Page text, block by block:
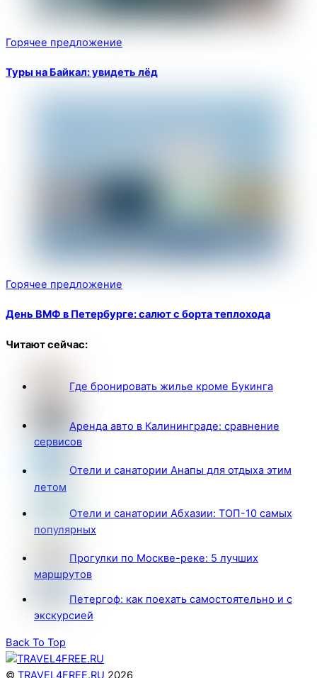
Горячее предложение
Туры на Байкал: увидеть лёд
Горячее предложение
День ВМФ в Петербурге: салют с борта теплохода
Читают сейчас:
Где бронировать жилье кроме Букинга
Аренда авто в Калининграде: сравнение
сервисов
Отели и санатории Анапы для отдыха этим
летом
Отели и санатории Абхазии: ТОП-10 самых
популярных
Прогулки по Москве-реке: 5 лучших
маршрутов
Петергоф: как поехать самостоятельно и с
экскурсией
Back To Top
© TRAVEL4FREE.RU 2026